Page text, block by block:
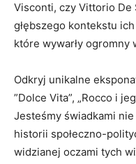
Visconti, czy Vittorio ‌De
‌głębszego ‍kontekstu
które ‌wywarły ogromny
Odkryj ⁣unikalne
‌”Dolce Vita”, „Rocco i
⁢Jesteśmy świadkami
historii społeczno-
widzianej‌ oczami tych